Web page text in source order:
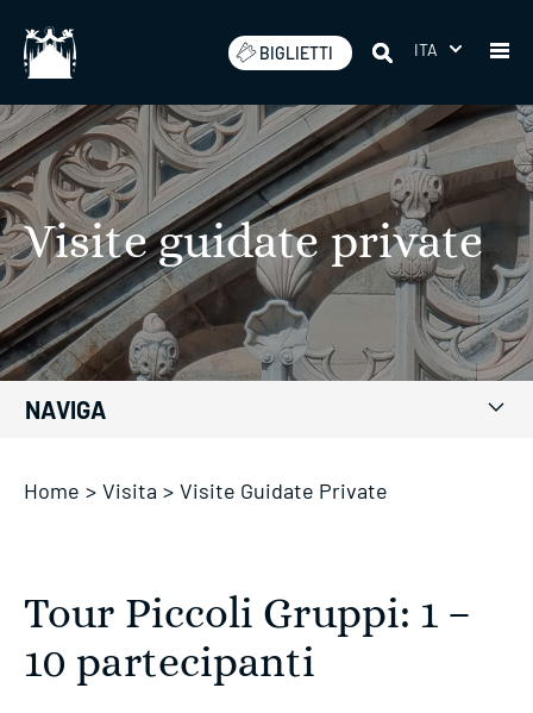
BIGLIETTI ITA
Visite guidate private
NAVIGA
Home > Visita > Visite Guidate Private
Tour Piccoli Gruppi: 1 –
10 partecipanti